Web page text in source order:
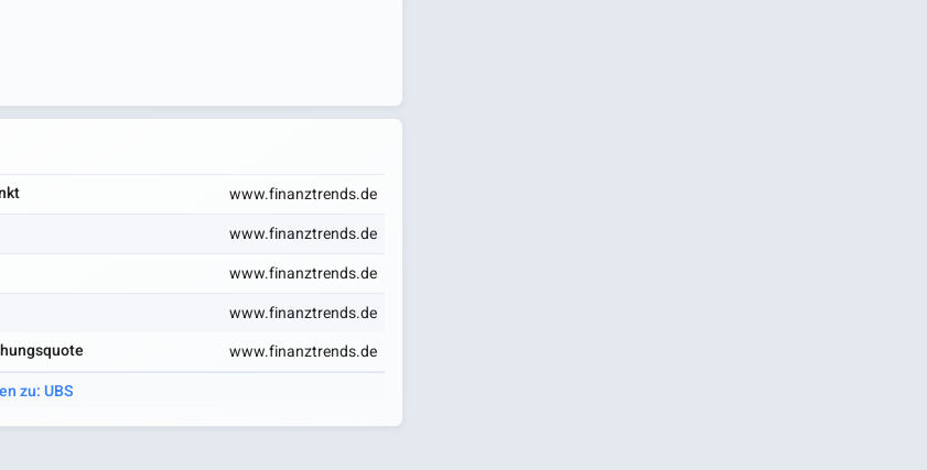
www.finanztrends.de
www.finanztrends.de
www.finanztrends.de
www.finanztrends.de
www.finanztrends.de
zu: UBS